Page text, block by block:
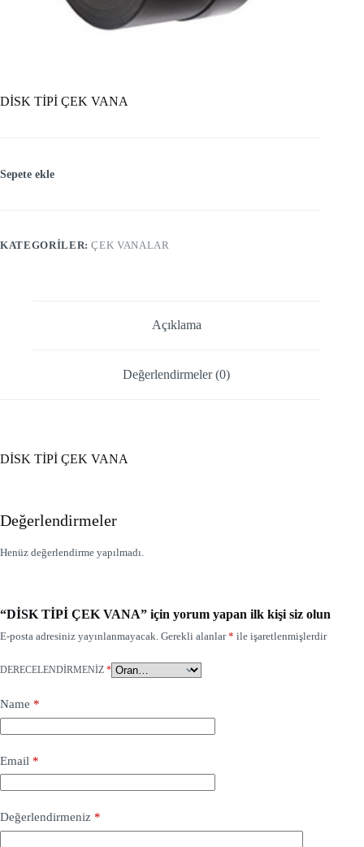
DİSK TİPİ ÇEK VANA
Sepete ekle
KATEGORILER:ÇEK VANALAR
Açıklama
Değerlendirmeler (0)
DİSK TİPİ ÇEK VANA
Değerlendirmeler
Henüz değerlendirme yapılmadı.
“DİSK TİPİ ÇEK VANA” için yorum yapan ilk kişi siz olun
E-posta adresiniz yayınlanmayacak. Gerekli alanlar* ile işaretlenmişlerdir
DERECELENDIRMENIZ *
Name *
Email *
Değerlendirmeniz *